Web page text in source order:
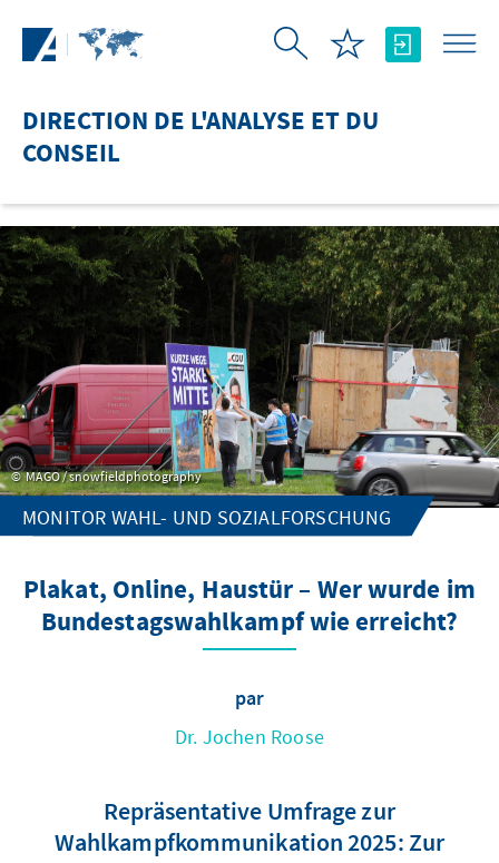
DIRECTION DE L'ANALYSE ET DU
CONSEIL
MAGO / snowfieldphotography
MONITOR WAHL- UND SOZIALFORSCHUNG
Plakat, Online, Haustür – Wer wurde im
Bundestagswahlkampf wie erreicht?
par
Dr. Jochen Roose
Repräsentative Umfrage zur
Wahlkampfkommunikation 2025: Zur